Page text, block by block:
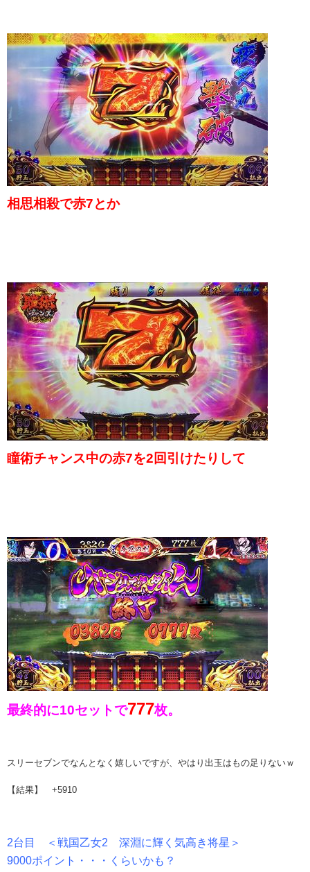
相思相殺で赤7とか
瞳術チャンス中の赤7を2回引けたりして
最終的に10セットで777枚。
スリーセブンでなんとなく嬉しいですが、やはり出玉はもの足りないｗ
【結果】 +5910
2台目 ＜戦国乙女2 深淵に輝く気高き将星＞
9000ポイント・・・くらいかも？